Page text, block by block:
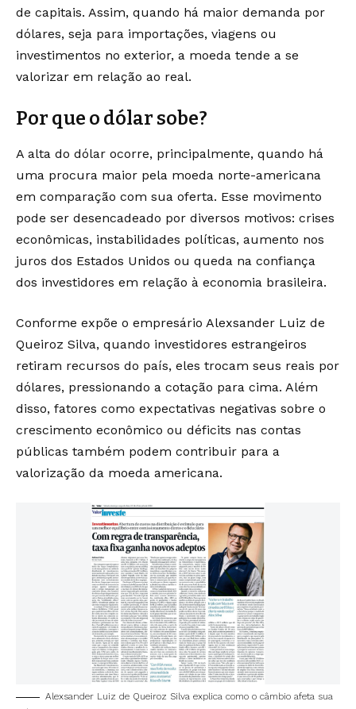
de capitais. Assim, quando há maior demanda por
dólares, seja para importações, viagens ou
investimentos no exterior, a moeda tende a se
valorizar em relação ao real.
Por que o dólar sobe?
A alta do dólar ocorre, principalmente, quando há
uma procura maior pela moeda norte-americana
em comparação com sua oferta. Esse movimento
pode ser desencadeado por diversos motivos: crises
econômicas, instabilidades políticas, aumento nos
juros dos Estados Unidos ou queda na confiança
dos investidores em relação à economia brasileira.
Conforme expõe o empresário Alexsander Luiz de
Queiroz Silva, quando investidores estrangeiros
retiram recursos do país, eles trocam seus reais por
dólares, pressionando a cotação para cima. Além
disso, fatores como expectativas negativas sobre o
crescimento econômico ou déficits nas contas
públicas também podem contribuir para a
valorização da moeda americana.
Alexsander Luiz de Queiroz Silva explica como o câmbio afeta sua